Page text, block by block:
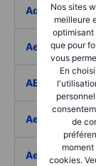
Nos sites
meilleure
optimisant
que pour
vous
En
de
cookies.
Adyen NV
Aebi Schmidt
AECOM
Aedes SpA
Aedifica